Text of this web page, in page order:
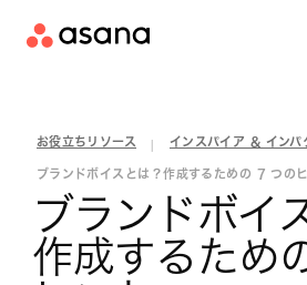
セールスチームに問い
お役立ちリソース インスパイア & インパ
ブランドボイスとは？作成するための 7 つの
ブランドボイ
作成するため